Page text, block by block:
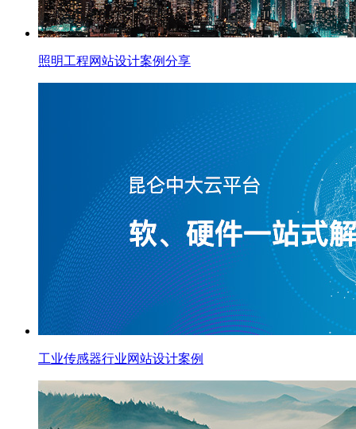
照明工程网站设计案例分享
工业传感器行业网站设计案例